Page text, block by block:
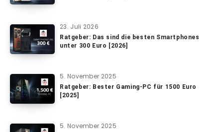
23. Juli 2026
Ratgeber: Das sind die besten Smartphones
unter 300 Euro [2026]
5. November 2025
Ratgeber: Bester Gaming-PC für 1500 Euro
[2025]
5. November 2025